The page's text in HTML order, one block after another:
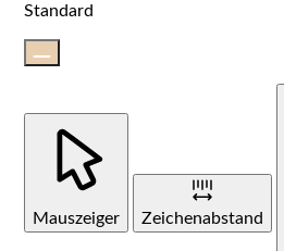
Standard
Mauszeiger Zeichenabstand